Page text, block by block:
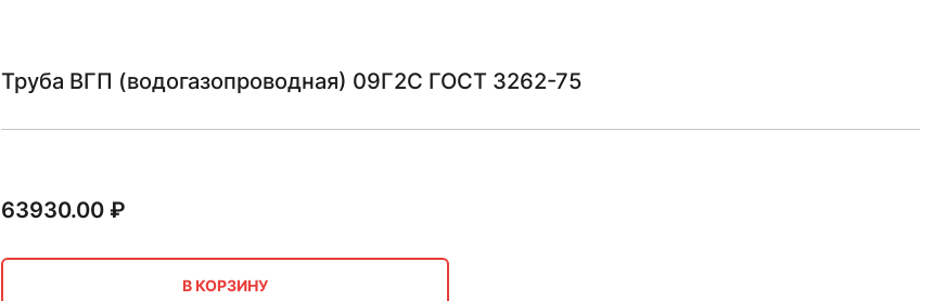
Труба ВГП (водогазопроводная) 09Г2С ГОСТ 3262-75
63930.00₽
В КОРЗИНУ